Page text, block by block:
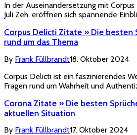
In der Auseinandersetzung mit
Juli Zeh, eröffnen sich spannende
Corpus Delicti Zitate » Die besten
rund um das Thema
By Frank Füllbrandt18. Oktober 2024
Corpus Delicti ist ein faszinierendes
Fragen rund um Wahrheit und
Corona Zitate » Die besten
aktuellen Situation
By Frank Füllbrandt17. Oktober 2024